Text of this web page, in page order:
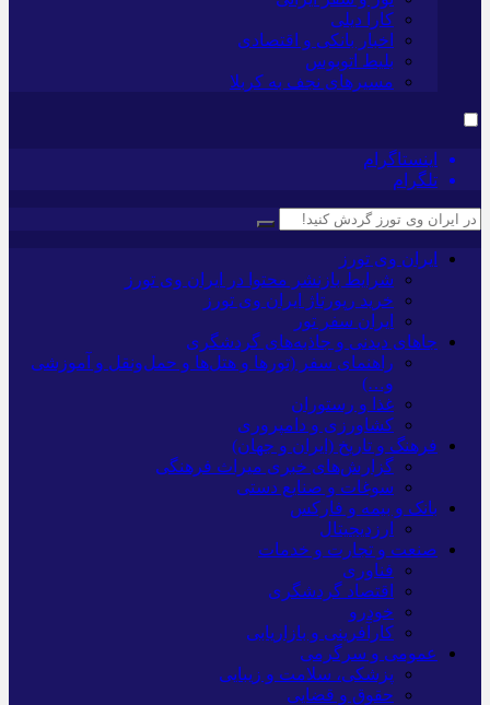
کارا دیلی
اخبار بانکی و اقتصادی
بلیط اتوبوس
مسیرهای نجف به کربلا
اینستاگرام
تلگرام
ایران وی تورز
شرایط بازنشر محتوا در ایران وی تورز
خرید رپورتاژ ایران وی تورز
ایران سفر تور
جاهای دیدنی و جاذبه‌های گردشگری
راهنمای سفر (تورها و هتل‌ها و حمل‌و‌نقل و آموزشی
و…)
غذا و رستوران
کشاورزی و دامپروری
فرهنگ و تاریخ (ایران و جهان)
گزارش‌های خبری میراث فرهنگی
سوغات و صنایع دستی
بانک و بیمه و فارکس
ارزدیجیتال
صنعت و تجارت و خدمات
فناوری
اقتصاد گردشگری
خودرو
کارآفرینی و بازاریابی
عمومی و سرگرمی
پزشکی، سلامت و زیبایی
حقوق و قضایی